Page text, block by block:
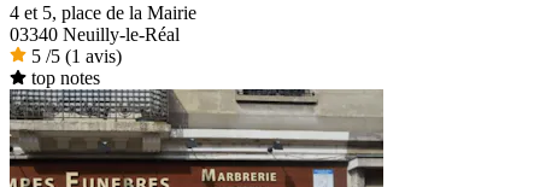
4 et 5, place de la Mairie
03340 Neuilly-le-Réal
5 /5 (1 avis)
top notes